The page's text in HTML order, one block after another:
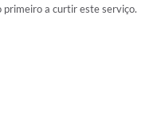
primeiro a curtir este serviço.